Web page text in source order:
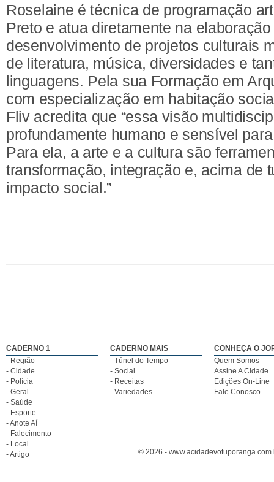
Roselaine é técnica de programação
Preto e atua diretamente na
desenvolvimento de projetos culturais
de literatura, música, diversidades e
linguagens. Pela sua Formação em
com especialização em habitação
Fliv acredita que “essa visão
profundamente humano e sensível
Para ela, a arte e a cultura são
transformação, integração e, acima de
impacto social.”
CADERNO 1
- Região
- Cidade
- Polícia
- Geral
- Saúde
- Esporte
- Anote Aí
- Falecimento
- Local
- Artigo
CADERNO MAIS
- Túnel do Tempo
- Social
- Receitas
- Variedades
CONHEÇA O
Quem Somos
Assine A Cidade
Edições On-Line
Fale Conosco
© 2026 -